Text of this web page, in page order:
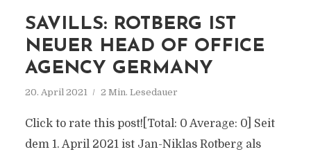
SAVILLS: ROTBERG IST
NEUER HEAD OF OFFICE
AGENCY GERMANY
20. April 2021 2 Min. Lesedauer
Click to rate this post![Total: 0 Average: 0] Seit
dem 1. April 2021 ist Jan-Niklas Rotberg als